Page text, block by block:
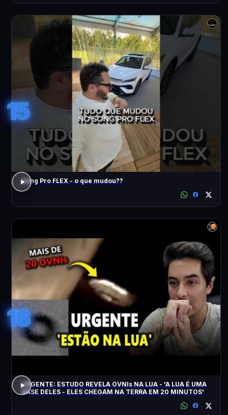
15
Song Pro FLEX - o que mudou??
16
URGENTE: ESTUDO REVELA OVNIs NA LUA - 'A LUA É UMA
BASE DELES - ELES CHEGAM NA TERRA EM 20 MINUTOS'